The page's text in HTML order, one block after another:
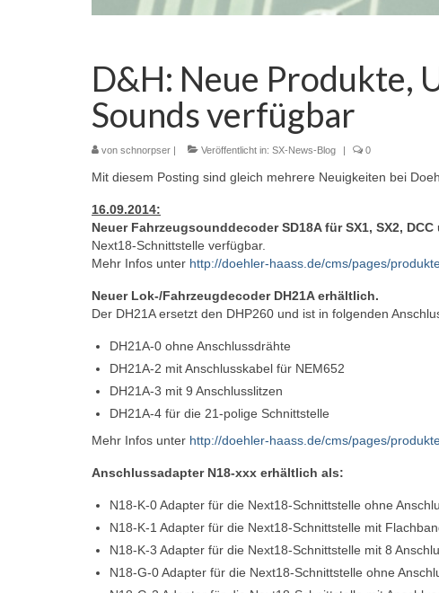
D&H: Neue Produkte,
Sounds verfügbar
von schnorpser | Veröffentlicht in: SX-News-Blog | 0
Mit diesem Posting sind gleich mehrere Neuigkeiten bei
16.09.2014:
Neuer Fahrzeugsounddecoder SD18A für SX1, SX2,
Next18-Schnittstelle verfügbar.
Mehr Infos unter http://doehler-haass.de/cms/pages/
Neuer Lok-/Fahrzeugdecoder DH21A erhältlich.
Der DH21A ersetzt den DHP260 und ist in folgenden
DH21A-0 ohne Anschlussdrähte
DH21A-2 mit Anschlusskabel für NEM652
DH21A-3 mit 9 Anschlusslitzen
DH21A-4 für die 21-polige Schnittstelle
Mehr Infos unter http://doehler-haass.de/cms/pages/
Anschlussadapter N18-xxx erhältlich als:
N18-K-0 Adapter für die Next18-Schnittstelle ohne
N18-K-1 Adapter für die Next18-Schnittstelle mit
N18-K-3 Adapter für die Next18-Schnittstelle mit 8
N18-G-0 Adapter für die Next18-Schnittstelle ohne